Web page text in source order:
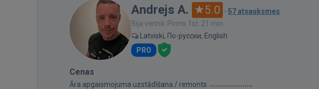
Andrejs A. 5.0 · 57 atsauksmes
Bija vietnē: Pirms 1st. 21 min.
Latviski, По-русски, English
PRO
Cenas
Āra apgaismojuma uzstādīšana / remonts